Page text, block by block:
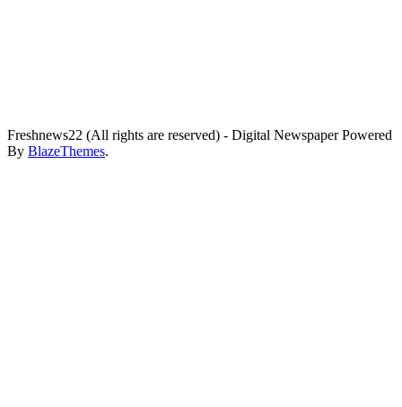
Freshnews22 (All rights are reserved) - Digital Newspaper Powered
By BlazeThemes.